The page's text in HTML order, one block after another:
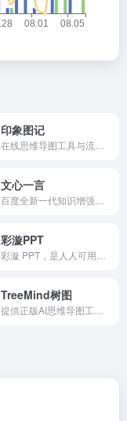
印象图记
文心一言
彩漩PPT
TreeMind树图